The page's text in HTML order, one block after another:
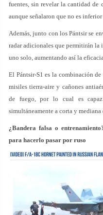
fuentes, sin revelar la cantidad de
aunque señalaron que no es
Además, junto con los Pántsir se
radar adicionales que permitirán la
uno solo, aumentando así la
El Pántsir-S1 es la combinación
misiles tierra-aire y cañones
de fuego, por lo cual es
simultáneamente a corta y
¿Bandera falsa o
para hacerlo pasar por ruso